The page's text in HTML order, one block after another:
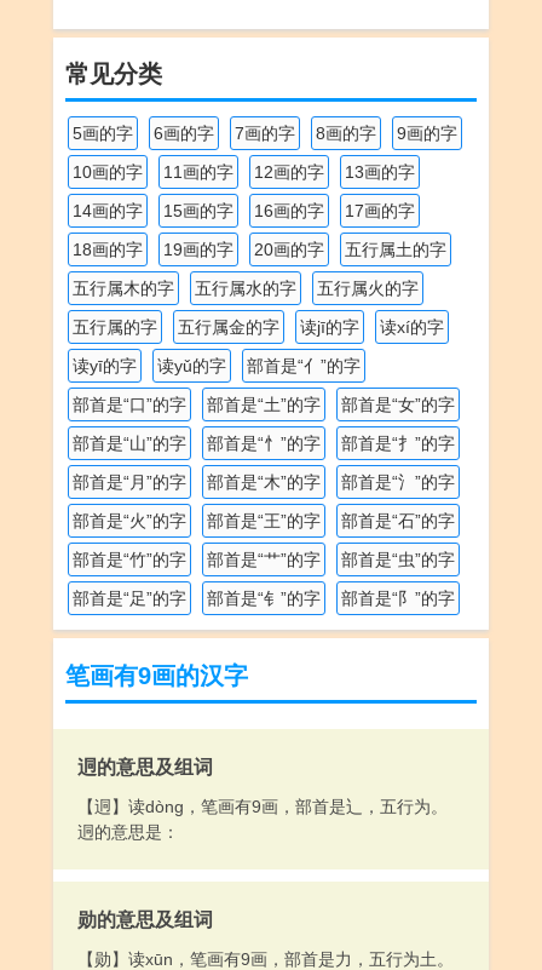
常见分类
5画的字 6画的字 7画的字 8画的字
9画的字
10画的字
11画的字 12画的字
13画的字
14画的字
15画的字 16画的字
17画的字
18画的字
19画的字 20画的字
五行属土的字
五行属木的字
五行属水的字
五行属火的字
五行属的字
五行属金的字 读jī的字
读xí的字
读yī的字
读yǔ的字
部首是“亻”的字
部首是“口”的字
部首是“土”的字
部首是“女”的字
部首是“山”的字
部首是“忄”的字
部首是“扌”的字
部首是“月”的字
部首是“木”的字
部首是“氵”的字
部首是“火”的字
部首是“王”的字
部首是“石”的字
部首是“竹”的字
部首是“艹”的字
部首是“虫”的字
部首是“足”的字
部首是“钅”的字 部首是“阝”的字
笔画有9画的汉字
迵的意思及组词
【迵】读dòng，笔画有9画，部首是辶，五行为。
迵的意思是：
勋的意思及组词
【勋】读xūn，笔画有9画，部首是力，五行为土。